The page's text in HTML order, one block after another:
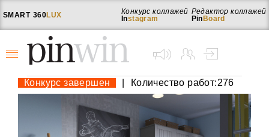
SMART 360LUX
Редактор коллажей
Pin Board
Конкурс коллажей
Instagram
Конкурс завершен Количество работ:276